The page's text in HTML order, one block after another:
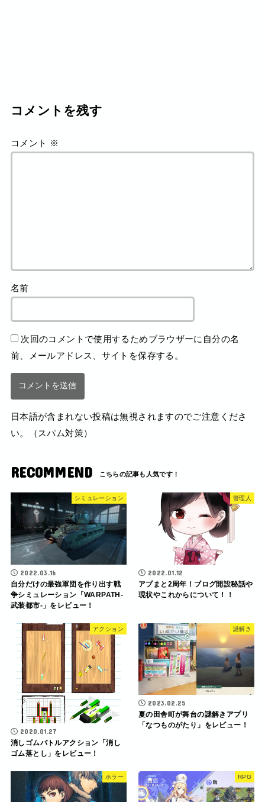
コメントを残す
コメント ※
名前
次回のコメントで使用するためブラウザーに自分の名
前、メールアドレス、サイトを保存する。
日本語が含まれない投稿は無視されますのでご注意くださ
い。（スパム対策）
RECOMMEND
シミュレーション
2022.03.16
自分だけの最強軍団を作り出す戦
争シミュレーション「WARPATH-
武装都市-」をレビュー！
管理人
2022.01.12
アプまと2周年！ブログ開設秘話や
現状やこれからについて！！
アクション
2020.01.27
消しゴムバトルアクション「消し
ゴム落とし」をレビュー！
謎解き
2023.02.25
夏の田舎町が舞台の謎解きアプリ
「なつものがたり」をレビュー！
ホラー RPG